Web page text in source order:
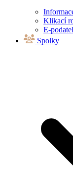
Klikací
E-
Spolky